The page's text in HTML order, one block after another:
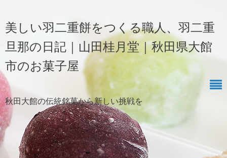
美しい羽二重餅をつくる職人、羽二重
旦那の日記｜山田桂月堂｜秋田県大館
市のお菓子屋
秋田大館の伝統銘菓から新しい挑戦を